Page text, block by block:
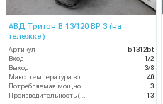
АВД Тритон B 13/120 BP 3 (на
тележке)
Артикул
b1312bt
Вход
1/2
Выход
3/8
40
3
13